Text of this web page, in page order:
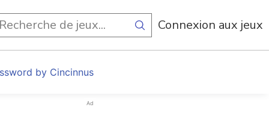
Connexion aux jeux
by Cincinnus
Ad